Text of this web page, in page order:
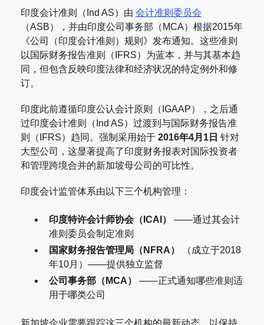
印度会计准则（Ind AS）由 会计准则委员会
（ASB），并由印度公司事务部（MCA）根据2015年
《公司（印度会计准则）规则》发布通知。这些准则
以国际财务报告准则（IFRS）为蓝本，并与其基本趋
同，但包含反映印度法律和经济状况的特定例外和修
订。
印度此前遵循印度公认会计原则（IGAAP），之后通
过印度会计准则（Ind AS）过渡到与国际财务报告准
则（IFRS）趋同。强制采用始于 2016年4月1日 针对
大型公司，这显著提高了印度财务报表对国际投资者
和管理跨境合并的新加坡母公司的可比性。
印度会计监管体系由以下三个机构管理：
印度特许会计师协会（ICAI）
——通过其会计
准则委员会制定准则
国家财务报告管理局（NFRA）
（成立于2018
年10月）——提供独立监督
公司事务部（MCA）
——正式通知哪些准则适
用于哪类公司
新加坡企业需要跟踪这三个机构的最新动态，以保持